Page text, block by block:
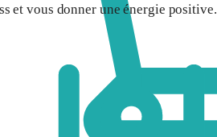
et vous donner une énergie positive.